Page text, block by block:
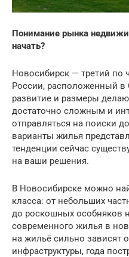
Понимание рынка
начать?
Новосибирск — третий по
России, расположенный в
развитие и размеры
достаточно сложным и
отправляться на поиски
варианты жилья
тенденции сейчас
на ваши решения.
В Новосибирске можно
класса: от небольших
до роскошных особняков
современного жилья в
на жильё сильно зависят
инфраструктуры, года